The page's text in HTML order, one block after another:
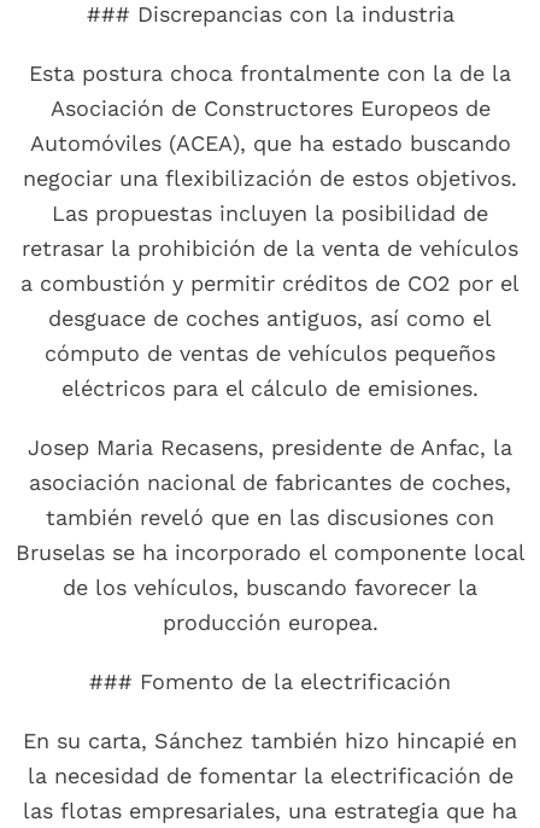
### Discrepancias con la industria
Esta postura choca frontalmente con la de la
Asociación de Constructores Europeos de
Automóviles (ACEA), que ha estado buscando
negociar una flexibilización de estos objetivos.
Las propuestas incluyen la posibilidad de
retrasar la prohibición de la venta de vehículos
a combustión y permitir créditos de CO2 por el
desguace de coches antiguos, así como el
cómputo de ventas de vehículos pequeños
eléctricos para el cálculo de emisiones.
Josep Maria Recasens, presidente de Anfac, la
asociación nacional de fabricantes de coches,
también reveló que en las discusiones con
Bruselas se ha incorporado el componente local
de los vehículos, buscando favorecer la
producción europea.
### Fomento de la electrificación
En su carta, Sánchez también hizo hincapié en
la necesidad de fomentar la electrificación de
las flotas empresariales, una estrategia que ha